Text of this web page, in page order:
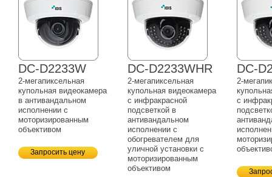
DC-D2233W
2-мегапиксельная
купольная видеокамера
в антивандальном
исполнении с
моторизированным
объективом
Запросить цену
DC-D2233WHR
2-мегапиксельная
купольная видеокамера
с инфракрасной
подсветкой в
антивандальном
исполнении с
обогревателем для
уличной установки с
моторизированным
объективом
DC-
2-
с